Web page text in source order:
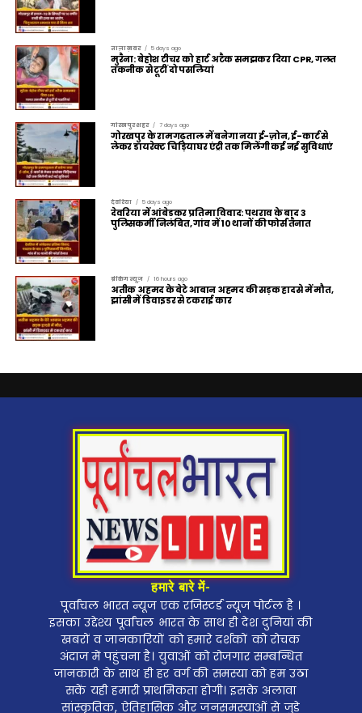
ताज़ा ख़बर 5 days ago
मुरैना: बेहोश टीचर को हार्ट अटैक समझकर दिया CPR, गलत
तकनीक से टूटीं दो पसलियां
गोरखपुर शहर 7 days ago
गोरखपुर के रामगढ़ताल में बनेगा नया ई-ज़ोन, ई-कार्ट से
लेकर डायरेक्ट चिड़ियाघर एंट्री तक मिलेंगी कई नई सुविधाएं
देवरिया 5 days ago
देवरिया में आंबेडकर प्रतिमा विवाद: पथराव के बाद 3
पुलिसकर्मी निलंबित, गांव में 10 थानों की फोर्स तैनात
ब्रेकिंग न्यूज़ 16 hours ago
अतीक अहमद के बेटे आबान अहमद की सड़क हादसे में मौत,
झांसी में डिवाइडर से टकराई कार
हमारे बारे में-
पूर्वांचल भारत न्यूज एक रजिस्टर्ड न्यूज पोर्टल है ।
इसका उद्देश्य पूर्वांचल भारत के साथ ही देश दुनियां की
खबरों व जानकारियों को हमारे दर्शकों को रोचक
अंदाज में पहुंचना है। युवाओं को रोजगार सम्बन्धित
जानकारी के साथ ही हर वर्ग की समस्या को हम उठा
सकें यही हमारी प्राथमिकता होगी। इसके अलावा
सांस्कृतिक, ऐतिहासिक और जनसमस्याओं से जुड़े